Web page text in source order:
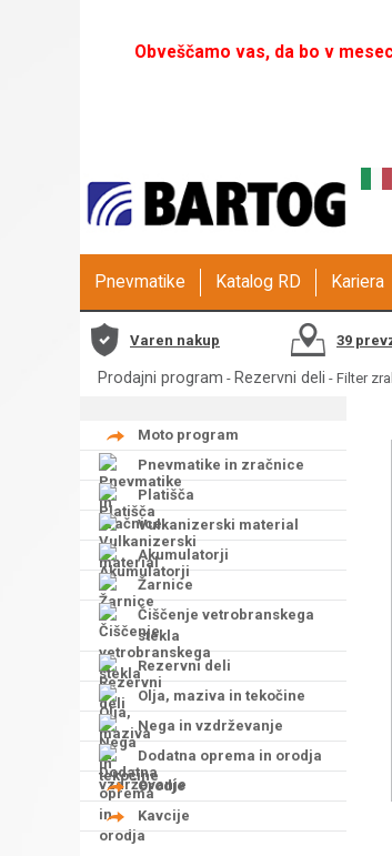
Obveščamo vas, da bo v
Pnevmatike Katalog RD Kariera
Varen nakup 39
Prodajni program - Rezervni deli - Filter
Moto program
Pnevmatike in zračnice
Platišča
Vulkanizerski material
Akumulatorji
Žarnice
Čiščenje vetrobranskega
stekla
Rezervni deli
Olja, maziva in tekočine
Nega in vzdrževanje
Dodatna oprema in orodja
Orodje
Kavcije